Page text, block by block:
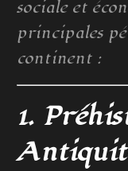
sociale et
principales
continent :
1.